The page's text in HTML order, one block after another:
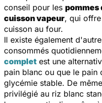
conseil pour les pommes
cuisson vapeur, qui
cuisson au four.
Il existe également
consommés
complet est une
pain blanc ou que le pain
glycémie stable. De
privilégié au riz blanc